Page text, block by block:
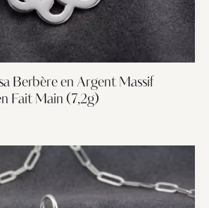
Berbère en Argent Massif
Fait Main (7,2g)